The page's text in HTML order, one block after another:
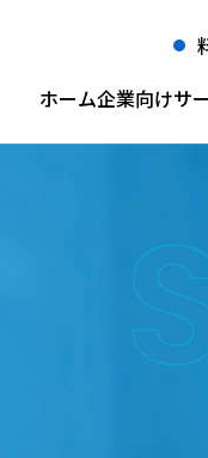
ホーム企業向けサ